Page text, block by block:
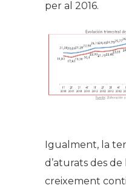
per al 2016.
Igualment, la
d’aturats des de
creixement